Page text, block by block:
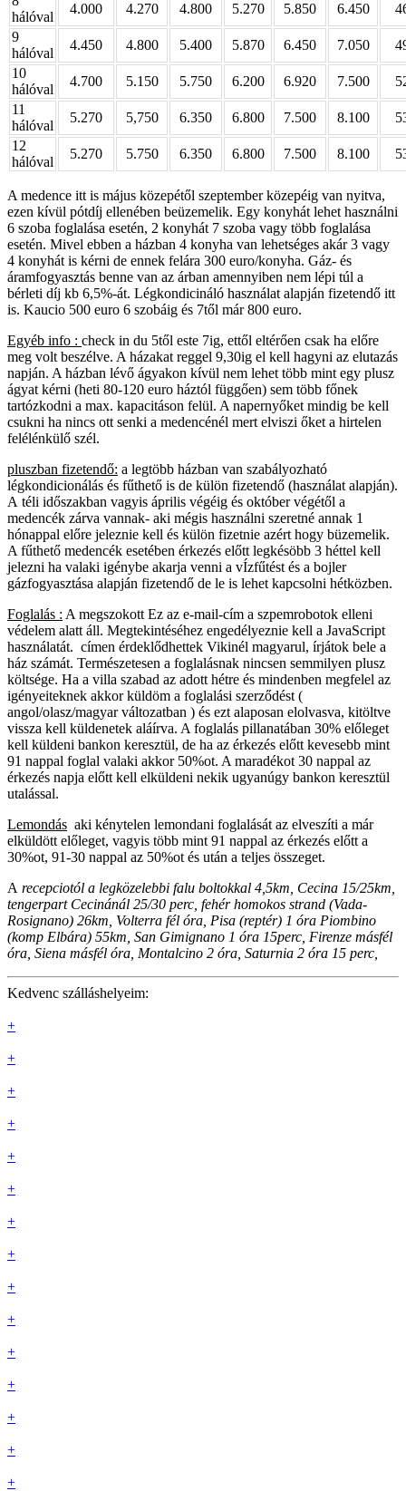
hálóval
4.000 4.270 4.800 5.270 5.850 6.450
9
hálóval
4.450 4.800 5.400 5.870 6.450 7.050
10
hálóval
4.700 5.150 5.750 6.200 6.920 7.500
11
hálóval
5.270 5,750 6.350 6.800 7.500 8.100
12
hálóval
5.270 5.750 6.350 6.800 7.500 8.100
A medence itt is május közepétől szeptember közepéig van nyitva,
ezen kívül pótdíj ellenében beüzemelik. Egy konyhát lehet használni
6 szoba foglalása esetén, 2 konyhát 7 szoba vagy több foglalása
esetén. Mivel ebben a házban 4 konyha van lehetséges akár 3 vagy
4 konyhát is kérni de ennek felára 300 euro/konyha. Gáz- és
áramfogyasztás benne van az árban amennyiben nem lépi túl a
bérleti díj kb 6,5%-át. Légkondicináló használat alapján fizetendő itt
is. Kaucio 500 euro 6 szobáig és 7től már 800 euro.
Egyéb info : check in du 5től este 7ig, ettől eltérően csak ha előre
meg volt beszélve. A házakat reggel 9,30ig el kell hagyni az elutazás
napján. A házban lévő ágyakon kívül nem lehet több mint egy plusz
ágyat kérni (heti 80-120 euro háztól függően) sem több főnek
tartózkodni a max. kapacitáson felül. A napernyőket mindig be kell
csukni ha nincs ott senki a medencénél mert elviszi őket a hirtelen
felélénkülő szél.
pluszban fizetendő: a legtöbb házban van szabályozható
légkondicionálás és fűthető is de külön fizetendő (használat alapján).
A téli időszakban vagyis április végéig és október végétől a
medencék zárva vannak- aki mégis használni szeretné annak 1
hónappal előre jeleznie kell és külön fizetnie azért hogy büzemelik.
A fűthető medencék esetében érkezés előtt legkésöbb 3 héttel kell
jelezni ha valaki igénybe akarja venni a vÍzfűtést és a bojler
gázfogyasztása alapján fizetendő de le is lehet kapcsolni hétközben.
Foglalás : A megszokott Ez az e-mail-cím a szpemrobotok elleni
védelem alatt áll. Megtekintéséhez engedélyeznie kell a JavaScript
használatát. címen érdeklődhettek Vikinél magyarul, írjátok bele a
ház számát. Természetesen a foglalásnak nincsen semmilyen plusz
költsége. Ha a villa szabad az adott hétre és mindenben megfelel az
igényeiteknek akkor küldöm a foglalási szerződést (
angol/olasz/magyar változatban ) és ezt alaposan elolvasva, kitöltve
vissza kell küldenetek aláírva. A foglalás pillanatában 30% előleget
kell küldeni bankon keresztül, de ha az érkezés előtt kevesebb mint
91 nappal foglal valaki akkor 50%ot. A maradékot 30 nappal az
érkezés napja előtt kell elküldeni nekik ugyanúgy bankon keresztül
utalással.
Lemondás aki kénytelen lemondani foglalását az elveszíti a már
elküldött előleget, vagyis több mint 91 nappal az érkezés előtt a
30%ot, 91-30 nappal az 50%ot és után a teljes összeget.
A recepciotól a legközelebbi falu boltokkal 4,5km, Cecina 15/25km,
tengerpart Cecinánál 25/30 perc, fehér homokos strand (Vada-
Rosignano) 26km, Volterra fél óra, Pisa (reptér) 1 óra Piombino
(komp Elbára) 55km, San Gimignano 1 óra 15perc, Firenze másfél
óra, Siena másfél óra, Montalcino 2 óra, Saturnia 2 óra 15 perc,
Kedvenc szálláshelyeim:
+
+
+
+
+
+
+
+
+
+
+
+
+
+
+